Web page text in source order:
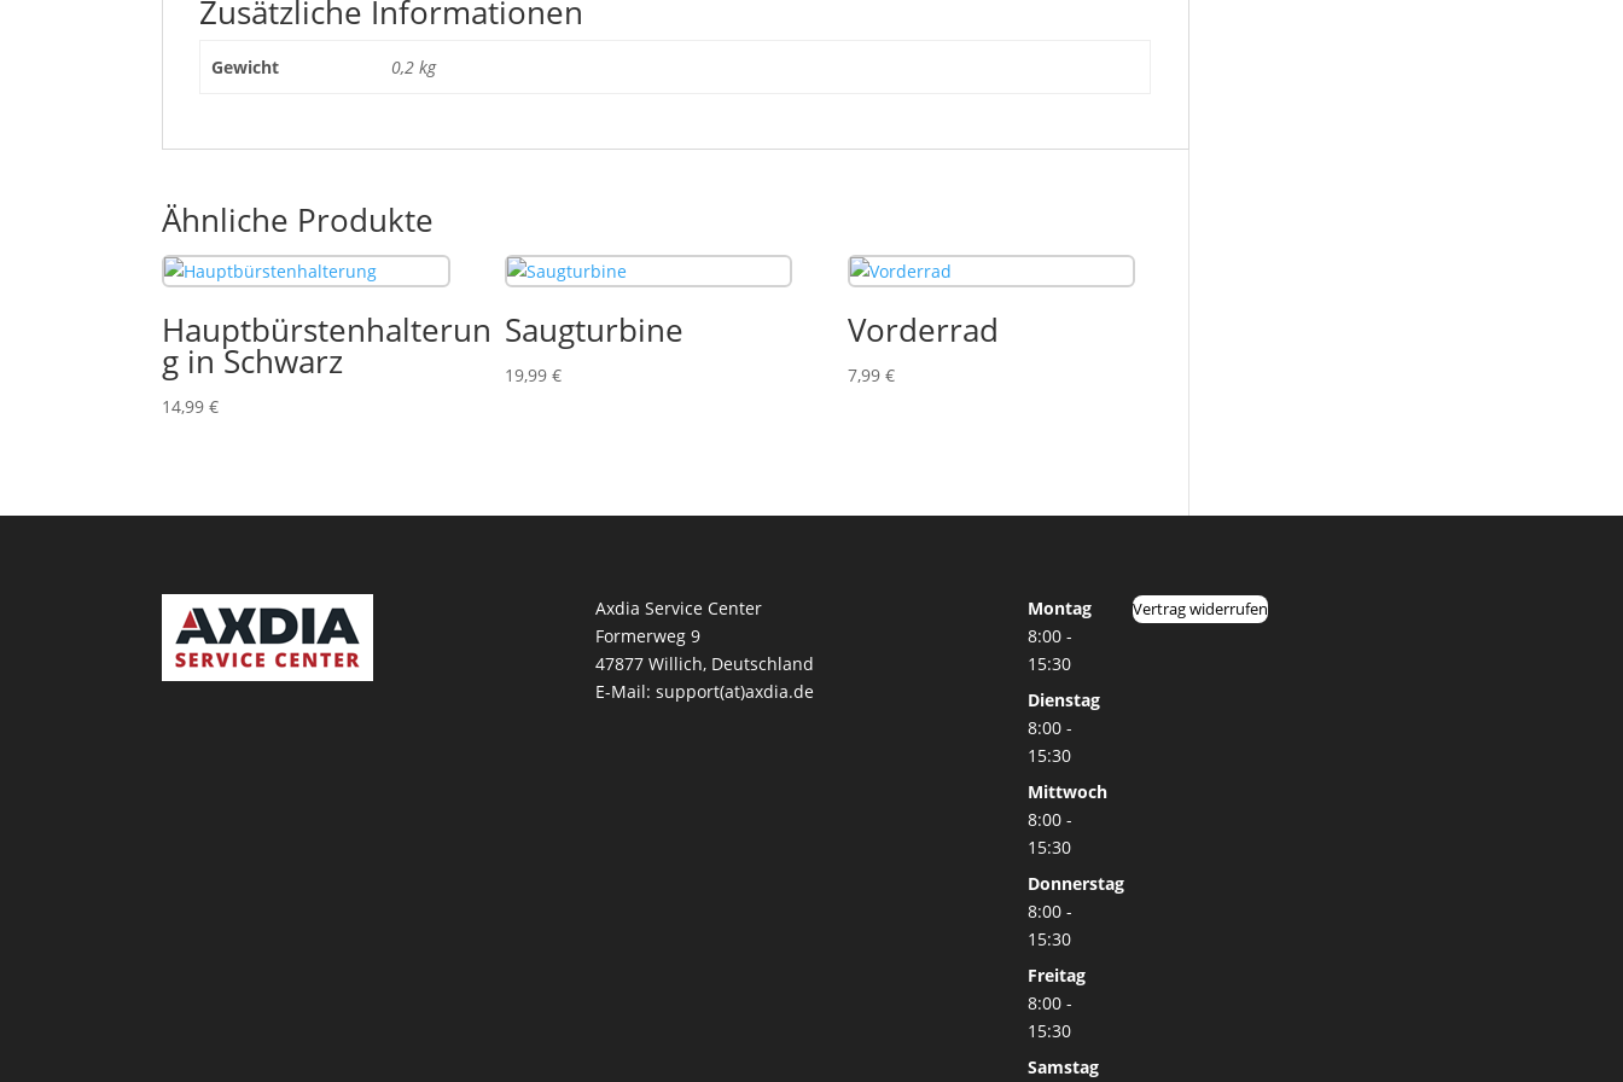
Zusätzliche Informationen
Gewicht 0,2 kg
Ähnliche Produkte
Hauptbürstenhalterun
g in Schwarz
14,99€
Saugturbine
19,99 €
Vorderrad
7,99 €
Axdia Service Center
Formerweg 9
47877 Willich, Deutschland
E-Mail: support(at)axdia.de
Montag
8:00 -
15:30
Dienstag
8:00 -
15:30
Mittwoch
8:00 -
15:30
Donnerstag
8:00 -
15:30
Freitag
8:00 -
15:30
Samstag
Vertrag widerrufen